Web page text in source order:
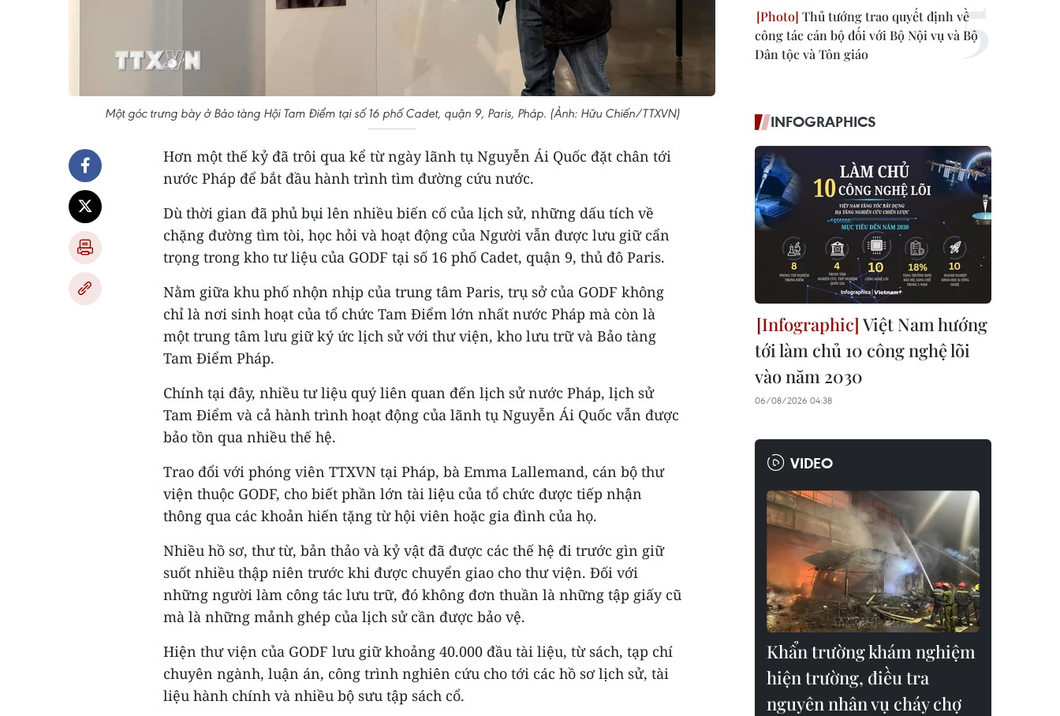
Một góc trưng bày ở Bảo tàng Hội Tam Điểm tại số 16 phố Cadet, quận 9, Paris, Pháp. (Ảnh: Hữu Chiến/TTXVN)
Hơn một thế kỷ đã trôi qua kể từ ngày lãnh tụ Nguyễn Ái Quốc đặt chân tới
nước Pháp để bắt đầu hành trình tìm đường cứu nước.
Dù thời gian đã phủ bụi lên nhiều biến cố của lịch sử, những dấu tích về
chặng đường tìm tòi, học hỏi và hoạt động của Người vẫn được lưu giữ cẩn
trọng trong kho tư liệu của GODF tại số 16 phố Cadet, quận 9, thủ đô Paris.
Nằm giữa khu phố nhộn nhịp của trung tâm Paris, trụ sở của GODF không
chỉ là nơi sinh hoạt của tổ chức Tam Điểm lớn nhất nước Pháp mà còn là
một trung tâm lưu giữ ký ức lịch sử với thư viện, kho lưu trữ và Bảo tàng
Tam Điểm Pháp.
Chính tại đây, nhiều tư liệu quý liên quan đến lịch sử nước Pháp, lịch sử
Tam Điểm và cả hành trình hoạt động của lãnh tụ Nguyễn Ái Quốc vẫn được
bảo tồn qua nhiều thế hệ.
Trao đổi với phóng viên TTXVN tại Pháp, bà Emma Lallemand, cán bộ thư
viện thuộc GODF, cho biết phần lớn tài liệu của tổ chức được tiếp nhận
thông qua các khoản hiến tặng từ hội viên hoặc gia đình của họ.
Nhiều hồ sơ, thư từ, bản thảo và kỷ vật đã được các thế hệ đi trước gìn giữ
suốt nhiều thập niên trước khi được chuyển giao cho thư viện. Đối với
những người làm công tác lưu trữ, đó không đơn thuần là những tập giấy cũ
mà là những mảnh ghép của lịch sử cần được bảo vệ.
Hiện thư viện của GODF lưu giữ khoảng 40.000 đầu tài liệu, từ sách, tạp chí
chuyên ngành, luận án, công trình nghiên cứu cho tới các hồ sơ lịch sử, tài
liệu hành chính và nhiều bộ sưu tập sách cổ.
Thủ tướng trao quyết định về
công tác cán bộ đối với Bộ Nội vụ và Bộ
Dân tộc và Tôn giáo
INFOGRAPHICS
Việt Nam hướng
tới làm chủ 10 công nghệ lõi
vào năm 2030
06/08/2026 04:38
VIDEO
Khẩn trường khám nghiệm
hiện trường, điều tra
nguyên nhân vụ cháy chợ